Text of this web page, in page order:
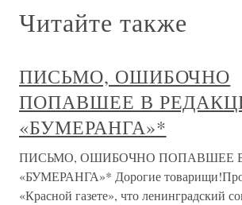
Читайте также
ПИСЬМО, ОШИБОЧНО
ПОПАВШЕЕ В
«БУМЕРАНГА»*
ПИСЬМО, ОШИБОЧНО ПОПАВШЕЕ
«БУМЕРАНГА»* Дорогие
«Красной газете», что ленинградский